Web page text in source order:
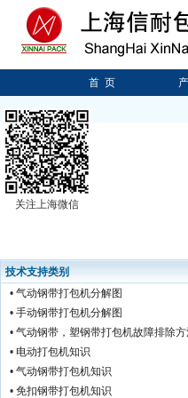
首 页
技术支持类别
• 气动钢带打包机分解图
• 手动钢带打包机分解图
• 气动钢带，塑钢带打包机故障排除
• 电动打包机知识
• 气动钢带打包机知识
• 免扣钢带打包机知识
关注上海微信